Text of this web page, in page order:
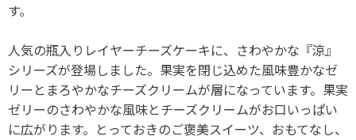
す。
人気の瓶入りレイヤーチーズケーキに、さわやかな『涼』
シリーズが登場しました。果実を閉じ込めた風味豊かなゼ
リーとまろやかなチーズクリームが層になっています。果実
ゼリーのさわやかな風味とチーズクリームがお口いっぱい
に広がります。とっておきのご褒美スイーツ、おもてなし、